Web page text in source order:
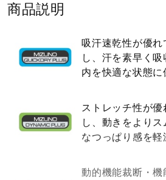
インナー
寝具／ミズノスリープ
アウトドア／レイン
商品説明
吸汗速乾性が優
し、汗を素早く
内を快適な状態に
ストレッチ性が
し、動きをより
なつっぱり感を軽
動的機能裁断・機